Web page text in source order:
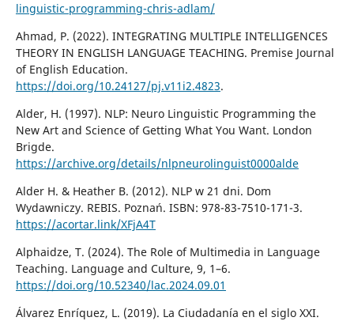
linguistic-programming-chris-adlam/
Ahmad, P. (2022). INTEGRATING MULTIPLE INTELLIGENCES
THEORY IN ENGLISH LANGUAGE TEACHING. Premise Journal
of English Education.
https://doi.org/10.24127/pj.v11i2.4823.
Alder, H. (1997). NLP: Neuro Linguistic Programming the
New Art and Science of Getting What You Want. London
Brigde.
https://archive.org/details/nlpneurolinguist0000alde
Alder H. & Heather B. (2012). NLP w 21 dni. Dom
Wydawniczy. REBIS. Poznań. ISBN: 978-83-7510-171-3.
https://acortar.link/XFjA4T
Alphaidze, T. (2024). The Role of Multimedia in Language
Teaching. Language and Culture, 9, 1–6.
https://doi.org/10.52340/lac.2024.09.01
Álvarez Enríquez, L. (2019). La Ciudadanía en el siglo XXI.